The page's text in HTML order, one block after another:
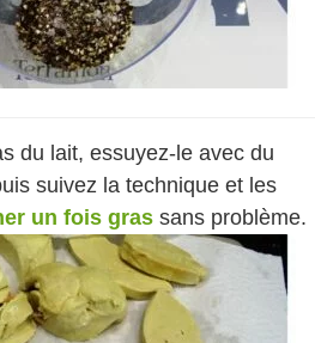
du lait, essuyez-le avec du
suivez la technique et les
un fois gras sans problème.